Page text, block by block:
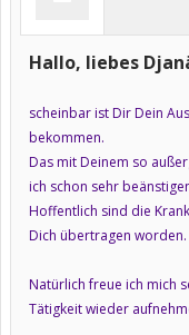
Hallo, liebes
scheinbar ist Dir Dein
bekommen.
Das mit Deinem so
ich schon sehr
Hoffentlich sind die
Dich übertragen worden.
Natürlich freue ich mich
Tätigkeit wieder